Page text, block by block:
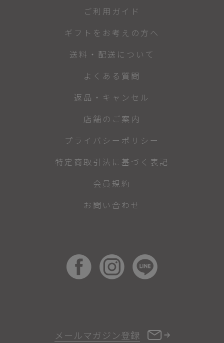
メールマガジン登録
ご利用ガイド
ギフトをお考えの方へ
送料・配送について
よくある質問
返品・キャンセル
店舗のご案内
プライバシーポリシー
特定商取引法に基づく表記
会員規約
お問い合わせ